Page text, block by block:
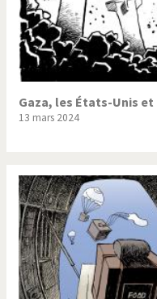
Gaza, les États-Unis
13 mars 2024